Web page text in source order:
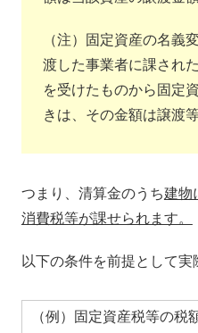
（注）固定資産の名義
渡した事業者に課され
を受けたものから固定
きは、その金額は譲渡
つまり、清算金のうち建物
消費税等が課せられます。
以下の条件を前提として実
（例）固定資産税等の